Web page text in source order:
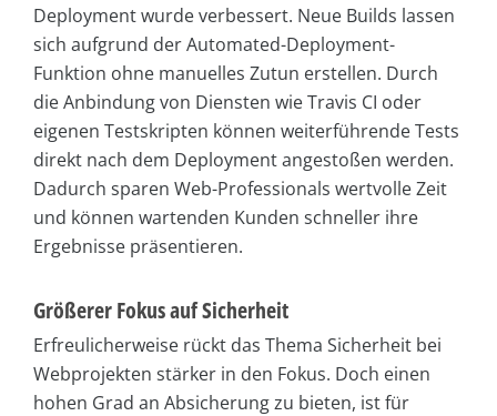
Deployment wurde verbessert. Neue Builds lassen
sich aufgrund der Automated-Deployment-
Funktion ohne manuelles Zutun erstellen. Durch
die Anbindung von Diensten wie Travis CI oder
eigenen Testskripten können weiterführende Tests
direkt nach dem Deployment angestoßen werden.
Dadurch sparen Web-Professionals wertvolle Zeit
und können wartenden Kunden schneller ihre
Ergebnisse präsentieren.
Größerer Fokus auf Sicherheit
Erfreulicherweise rückt das Thema Sicherheit bei
Webprojekten stärker in den Fokus. Doch einen
hohen Grad an Absicherung zu bieten, ist für